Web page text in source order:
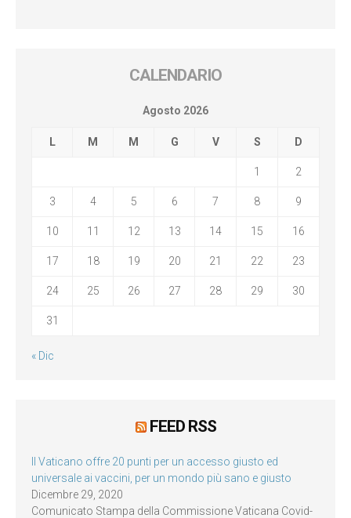
CALENDARIO
Agosto 2026
L M M G V S D
1 2
3 4 5 6 7 8 9
10 11 12 13 14 15 16
17 18 19 20 21 22 23
24 25 26 27 28 29 30
31
« Dic
FEED RSS
Il Vaticano offre 20 punti per un accesso giusto ed
universale ai vaccini, per un mondo più sano e giusto
Dicembre 29, 2020
Comunicato Stampa della Commissione Vaticana Covid-